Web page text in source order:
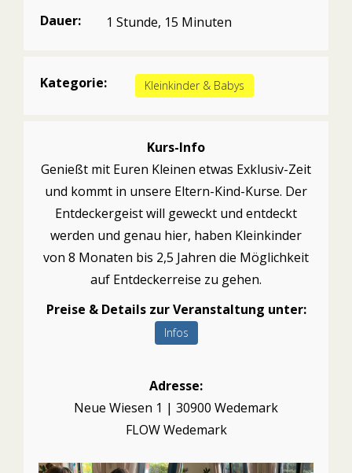
Dauer: 1 Stunde, 15 Minuten
Kategorie: Kleinkinder & Babys
Kurs-Info
Genießt mit Euren Kleinen etwas Exklusiv-Zeit
und kommt in unsere Eltern-Kind-Kurse. Der
Entdeckergeist will geweckt und entdeckt
werden und genau hier, haben Kleinkinder
von 8 Monaten bis 2,5 Jahren die Möglichkeit
auf Entdeckerreise zu gehen.
Preise & Details zur Veranstaltung unter:
Infos
Adresse:
Neue Wiesen 1 | 30900 Wedemark
FLOW Wedemark